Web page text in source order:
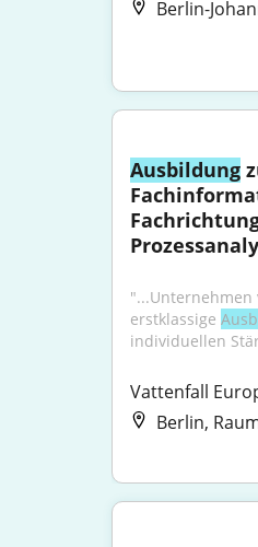
Berlin-
Ausbildung
erstklassige
individuellen
Vattenfall
Berlin,